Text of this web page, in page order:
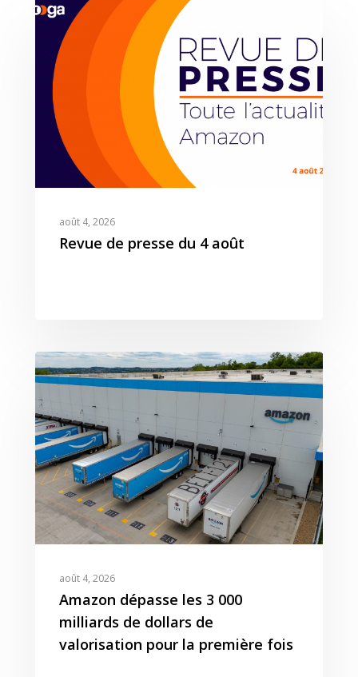
août 4, 2026
Revue de presse du 4 août
août 4, 2026
Amazon dépasse les 3 000
milliards de dollars de
valorisation pour la première fois